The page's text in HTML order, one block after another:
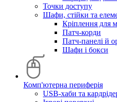
Точки доступу
Шафи, стійки та
Кріплення для
Патч-корди
Патч-панелі й
Шафи і бокси
Комп'ютерна периферія
USB-хаби та